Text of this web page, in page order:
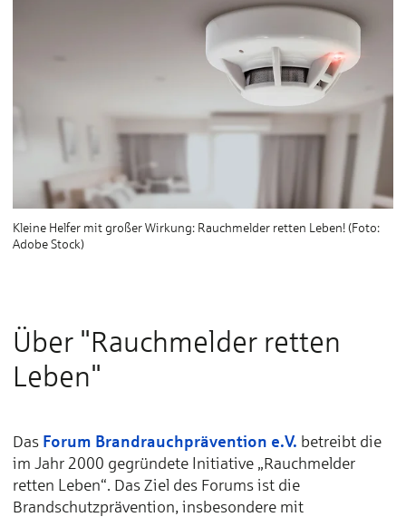
Kleine Helfer mit großer Wirkung: Rauchmelder retten Leben! (Foto:
Adobe Stock)
Über "Rauchmelder retten
Leben"
Das Forum Brandrauchprävention e.V. betreibt die
im Jahr 2000 gegründete Initiative „Rauchmelder
retten Leben“. Das Ziel des Forums ist die
Brandschutzprävention, insbesondere mit